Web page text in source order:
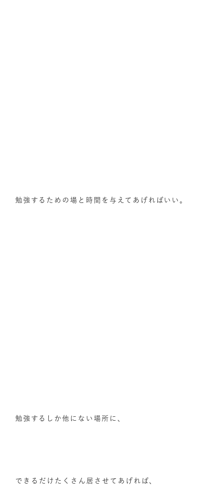
勉強するための場と時間を与えてあげればいい。
勉強するしか他にない場所に、
できるだけたくさん居させてあげれば、